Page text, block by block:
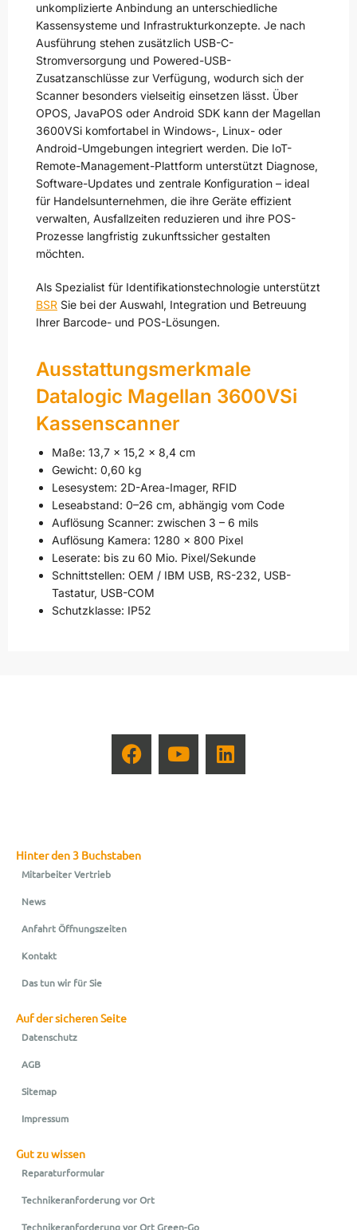
unkomplizierte Anbindung an unterschiedliche
Kassensysteme und Infrastrukturkonzepte. Je nach
Ausführung stehen zusätzlich USB-C-
Stromversorgung und Powered-USB-
Zusatzanschlüsse zur Verfügung, wodurch sich der
Scanner besonders vielseitig einsetzen lässt. Über
OPOS, JavaPOS oder Android SDK kann der Magellan
3600VSi komfortabel in Windows-, Linux- oder
Android-Umgebungen integriert werden. Die IoT-
Remote-Management-Plattform unterstützt Diagnose,
Software-Updates und zentrale Konfiguration – ideal
für Handelsunternehmen, die ihre Geräte effizient
verwalten, Ausfallzeiten reduzieren und ihre POS-
Prozesse langfristig zukunftssicher gestalten
möchten.
Als Spezialist für Identifikationstechnologie unterstützt
BSR Sie bei der Auswahl, Integration und Betreuung
Ihrer Barcode- und POS-Lösungen.
Ausstattungsmerkmale
Datalogic Magellan 3600VSi
Kassenscanner
Maße: 13,7 x 15,2 x 8,4 cm
Gewicht: 0,60 kg
Lesesystem: 2D-Area-Imager, RFID
Leseabstand: 0–26 cm, abhängig vom Code
Auflösung Scanner: zwischen 3 – 6 mils
Auflösung Kamera: 1280 x 800 Pixel
Leserate: bis zu 60 Mio. Pixel/Sekunde
Schnittstellen: OEM / IBM USB, RS-232, USB-
Tastatur, USB-COM
Schutzklasse: IP52
Hinter den 3 Buchstaben
Mitarbeiter Vertrieb
News
Anfahrt Öffnungszeiten
Kontakt
Das tun wir für Sie
Auf der sicheren Seite
Datenschutz
AGB
Sitemap
Impressum
Gut zu wissen
Reparaturformular
Technikeranforderung vor Ort
Technikeranforderung vor Ort Green-Go